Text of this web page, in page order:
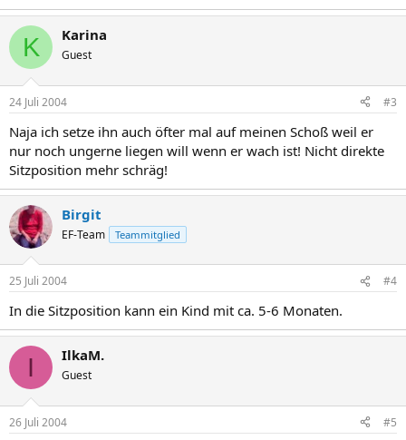
K Karina
Guest
24 Juli 2004 #3
Naja ich setze ihn auch öfter mal auf meinen Schoß weil er
nur noch ungerne liegen will wenn er wach ist! Nicht direkte
Sitzposition mehr schräg!
Birgit
EF-Team Teammitglied
25 Juli 2004 #4
In die Sitzposition kann ein Kind mit ca. 5-6 Monaten.
I IlkaM.
Guest
26 Juli 2004 #5